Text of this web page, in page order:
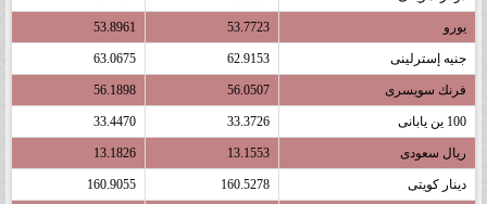
يورو 53.7723
53.8961
جنيه إسترلينى 62.9153
63.0675
فرنك سويسرى 56.0507
56.1898
100 ين يابانى 33.3726
33.4470
ريال سعودى 13.1553
13.1826
دينار كويتى 160.5278
160.9055